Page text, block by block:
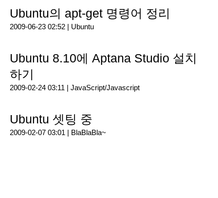
Ubuntu의 apt-get 명령어 정리
2009-06-23 02:52 | Ubuntu
Ubuntu 8.10에 Aptana Studio 설치
하기
2009-02-24 03:11 | JavaScript/Javascript
Ubuntu 셋팅 중
2009-02-07 03:01 | BlaBlaBla~